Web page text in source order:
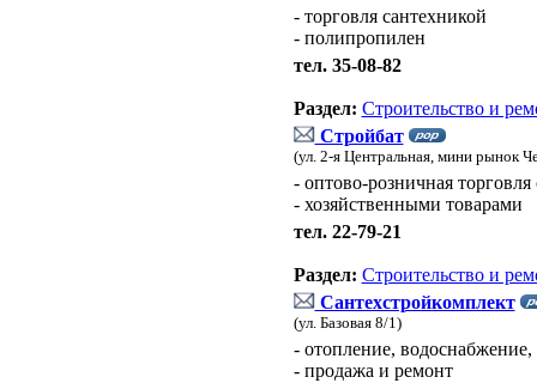
- торговля сантехникой
- полипропилен
тел. 35-08-82
Раздел: Строительство и
Стройбат
(ул. 2-я Центральная, мини рынок
- оптово-розничная
- хозяйственными товарами
тел. 22-79-21
Раздел: Строительство и
Сантехстройкомплект
(ул. Базовая 8/1)
- отопление, водоснабжение,
- продажа и ремонт